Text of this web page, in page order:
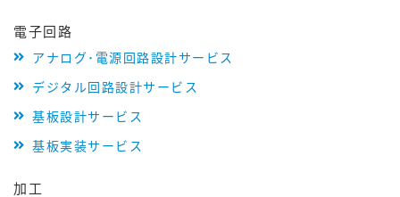
電子回路
アナログ･電源回路設計サービス
デジタル回路設計サービス
基板設計サービス
基板実装サービス
加工